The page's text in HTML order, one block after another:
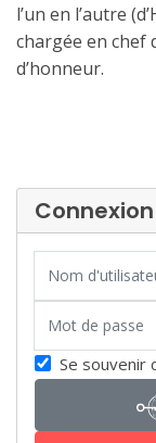
l’un en l’autre
chargée en chef
d’honneur.
Connexion
Se souvenir